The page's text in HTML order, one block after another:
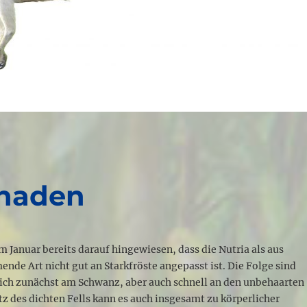
Januar bereits darauf hingewiesen, dass die Nutria als aus
Art nicht gut an Starkfröste angepasst ist. Die Folge sind
zunächst am Schwanz, aber auch schnell an den unbehaarten
des dichten Fells kann es auch insgesamt zu körperlicher